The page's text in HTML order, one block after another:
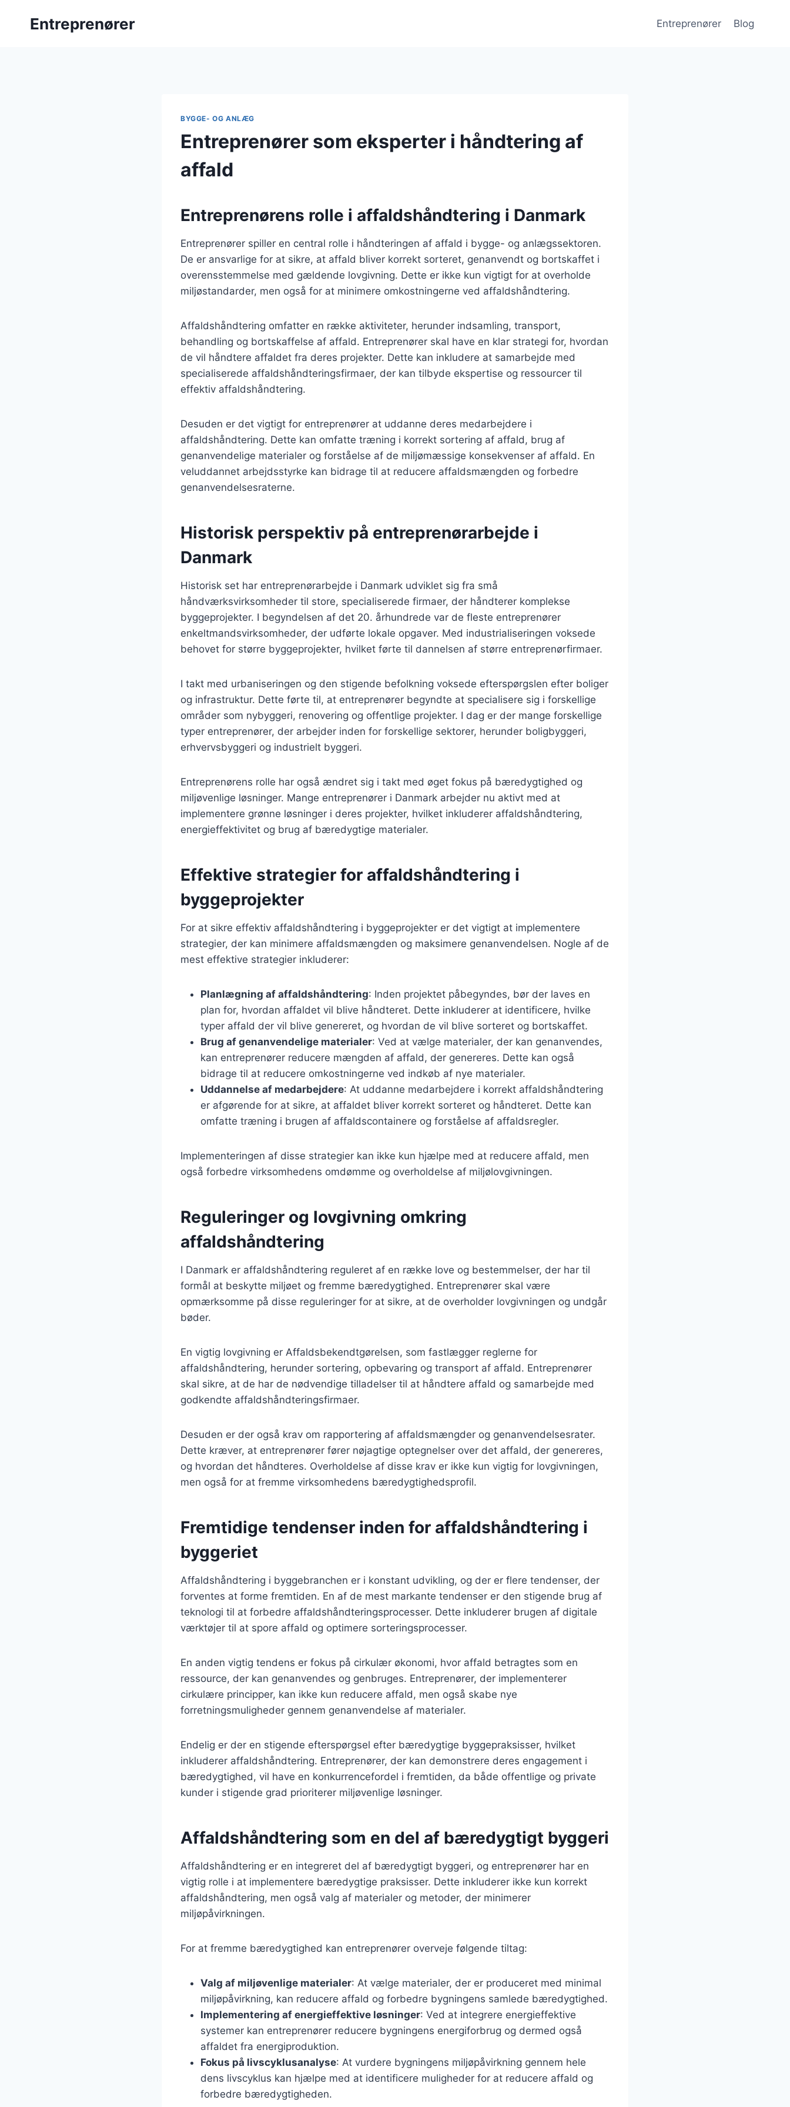
Entreprenører Entreprenører Blog
BYGGE- OG ANLÆG
Entreprenører som eksperter i håndtering af
affald
Entreprenørens rolle i affaldshåndtering i Danmark
Entreprenører spiller en central rolle i håndteringen af affald i bygge- og anlægssektoren.
De er ansvarlige for at sikre, at affald bliver korrekt sorteret, genanvendt og bortskaffet i
overensstemmelse med gældende lovgivning. Dette er ikke kun vigtigt for at overholde
miljøstandarder, men også for at minimere omkostningerne ved affaldshåndtering.
Affaldshåndtering omfatter en række aktiviteter, herunder indsamling, transport,
behandling og bortskaffelse af affald. Entreprenører skal have en klar strategi for, hvordan
de vil håndtere affaldet fra deres projekter. Dette kan inkludere at samarbejde med
specialiserede affaldshåndteringsfirmaer, der kan tilbyde ekspertise og ressourcer til
effektiv affaldshåndtering.
Desuden er det vigtigt for entreprenører at uddanne deres medarbejdere i
affaldshåndtering. Dette kan omfatte træning i korrekt sortering af affald, brug af
genanvendelige materialer og forståelse af de miljømæssige konsekvenser af affald. En
veluddannet arbejdsstyrke kan bidrage til at reducere affaldsmængden og forbedre
genanvendelsesraterne.
Historisk perspektiv på entreprenørarbejde i
Danmark
Historisk set har entreprenørarbejde i Danmark udviklet sig fra små
håndværksvirksomheder til store, specialiserede firmaer, der håndterer komplekse
byggeprojekter. I begyndelsen af det 20. århundrede var de fleste entreprenører
enkeltmandsvirksomheder, der udførte lokale opgaver. Med industrialiseringen voksede
behovet for større byggeprojekter, hvilket førte til dannelsen af større entreprenørfirmaer.
I takt med urbaniseringen og den stigende befolkning voksede efterspørgslen efter boliger
og infrastruktur. Dette førte til, at entreprenører begyndte at specialisere sig i forskellige
områder som nybyggeri, renovering og offentlige projekter. I dag er der mange forskellige
typer entreprenører, der arbejder inden for forskellige sektorer, herunder boligbyggeri,
erhvervsbyggeri og industrielt byggeri.
Entreprenørens rolle har også ændret sig i takt med øget fokus på bæredygtighed og
miljøvenlige løsninger. Mange entreprenører i Danmark arbejder nu aktivt med at
implementere grønne løsninger i deres projekter, hvilket inkluderer affaldshåndtering,
energieffektivitet og brug af bæredygtige materialer.
Effektive strategier for affaldshåndtering i
byggeprojekter
For at sikre effektiv affaldshåndtering i byggeprojekter er det vigtigt at implementere
strategier, der kan minimere affaldsmængden og maksimere genanvendelsen. Nogle af de
mest effektive strategier inkluderer:
Planlægning af affaldshåndtering: Inden projektet påbegyndes, bør der laves en
plan for, hvordan affaldet vil blive håndteret. Dette inkluderer at identificere, hvilke
typer affald der vil blive genereret, og hvordan de vil blive sorteret og bortskaffet.
Brug af genanvendelige materialer: Ved at vælge materialer, der kan genanvendes,
kan entreprenører reducere mængden af affald, der genereres. Dette kan også
bidrage til at reducere omkostningerne ved indkøb af nye materialer.
Uddannelse af medarbejdere: At uddanne medarbejdere i korrekt affaldshåndtering
er afgørende for at sikre, at affaldet bliver korrekt sorteret og håndteret. Dette kan
omfatte træning i brugen af affaldscontainere og forståelse af affaldsregler.
Implementeringen af disse strategier kan ikke kun hjælpe med at reducere affald, men
også forbedre virksomhedens omdømme og overholdelse af miljølovgivningen.
Reguleringer og lovgivning omkring
affaldshåndtering
I Danmark er affaldshåndtering reguleret af en række love og bestemmelser, der har til
formål at beskytte miljøet og fremme bæredygtighed. Entreprenører skal være
opmærksomme på disse reguleringer for at sikre, at de overholder lovgivningen og undgår
bøder.
En vigtig lovgivning er Affaldsbekendtgørelsen, som fastlægger reglerne for
affaldshåndtering, herunder sortering, opbevaring og transport af affald. Entreprenører
skal sikre, at de har de nødvendige tilladelser til at håndtere affald og samarbejde med
godkendte affaldshåndteringsfirmaer.
Desuden er der også krav om rapportering af affaldsmængder og genanvendelsesrater.
Dette kræver, at entreprenører fører nøjagtige optegnelser over det affald, der genereres,
og hvordan det håndteres. Overholdelse af disse krav er ikke kun vigtig for lovgivningen,
men også for at fremme virksomhedens bæredygtighedsprofil.
Fremtidige tendenser inden for affaldshåndtering i
byggeriet
Affaldshåndtering i byggebranchen er i konstant udvikling, og der er flere tendenser, der
forventes at forme fremtiden. En af de mest markante tendenser er den stigende brug af
teknologi til at forbedre affaldshåndteringsprocesser. Dette inkluderer brugen af digitale
værktøjer til at spore affald og optimere sorteringsprocesser.
En anden vigtig tendens er fokus på cirkulær økonomi, hvor affald betragtes som en
ressource, der kan genanvendes og genbruges. Entreprenører, der implementerer
cirkulære principper, kan ikke kun reducere affald, men også skabe nye
forretningsmuligheder gennem genanvendelse af materialer.
Endelig er der en stigende efterspørgsel efter bæredygtige byggepraksisser, hvilket
inkluderer affaldshåndtering. Entreprenører, der kan demonstrere deres engagement i
bæredygtighed, vil have en konkurrencefordel i fremtiden, da både offentlige og private
kunder i stigende grad prioriterer miljøvenlige løsninger.
Affaldshåndtering som en del af bæredygtigt byggeri
Affaldshåndtering er en integreret del af bæredygtigt byggeri, og entreprenører har en
vigtig rolle i at implementere bæredygtige praksisser. Dette inkluderer ikke kun korrekt
affaldshåndtering, men også valg af materialer og metoder, der minimerer
miljøpåvirkningen.
For at fremme bæredygtighed kan entreprenører overveje følgende tiltag:
Valg af miljøvenlige materialer: At vælge materialer, der er produceret med minimal
miljøpåvirkning, kan reducere affald og forbedre bygningens samlede bæredygtighed.
Implementering af energieffektive løsninger: Ved at integrere energieffektive
systemer kan entreprenører reducere bygningens energiforbrug og dermed også
affaldet fra energiproduktion.
Fokus på livscyklusanalyse: At vurdere bygningens miljøpåvirkning gennem hele
dens livscyklus kan hjælpe med at identificere muligheder for at reducere affald og
forbedre bæredygtigheden.